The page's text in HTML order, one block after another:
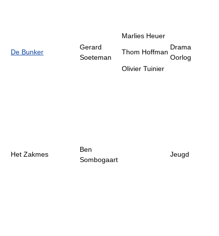
Marlies Heuer
De Bunker
Gerard
Soeteman
Thom Hoffman
Drama
Oorlog
Het Zakmes
Ben
Sombogaart
Olivier Tuinier
Jeugd